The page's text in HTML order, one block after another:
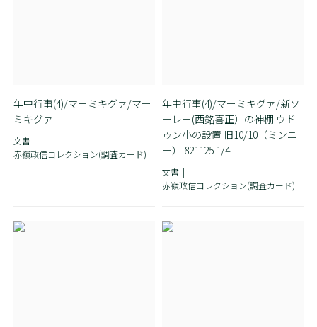
年中行事(4)/マーミキグァ/マー
ミキグァ
文書
赤嶺政信コレクション(調査カード)
年中行事(4)/マーミキグァ/新ソ
ーレー(西銘喜正）の神棚 ウド
ゥン小の設置 旧10/10（ミンニ
ー） 821125 1/4
文書
赤嶺政信コレクション(調査カード)